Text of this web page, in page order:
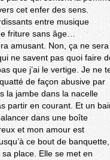
cet enfer des sens.
entre musique
friture sans âge…
amusant. Non, ça ne sera
ne savent pas quoi faire
que j’ai le vertige. Je ne
de façon abusive par
la jambe dans la nacelle
partir en courant. Et un
dans une boîte
et mon amour est
ce bout de banquette,
place. Elle se met en